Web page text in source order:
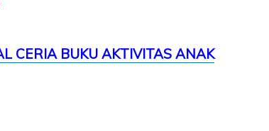
CERIA BUKU AKTIVITAS ANAK